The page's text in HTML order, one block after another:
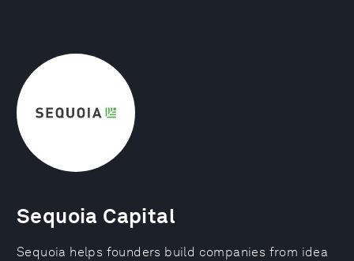
Sequoia Capital
Sequoia helps founders build companies from idea